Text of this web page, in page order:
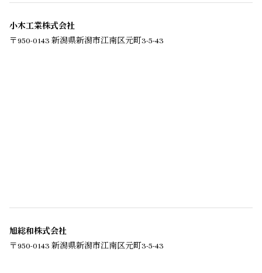
小木工業株式会社
〒950-0143 新潟県新潟市江南区元町3-5-43
旭総和株式会社
〒950-0143 新潟県新潟市江南区元町3-5-43